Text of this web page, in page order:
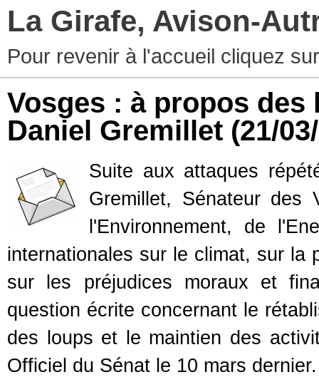
La Girafe, Avison-
Pour revenir à l'accueil cliquez
Vosges : à propos
Daniel Gremillet (21/
Suite aux attaques
Gremillet, Sénateur des
l'Environnement, de
internationales sur le climat, sur la
sur les préjudices moraux et
question écrite concernant le
des loups et le maintien des
Officiel du Sénat le 10 mars dernier.